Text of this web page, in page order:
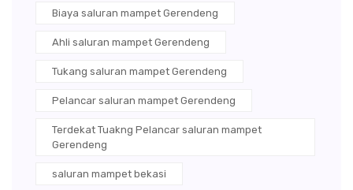
Biaya saluran mampet Gerendeng
Ahli saluran mampet Gerendeng
Tukang saluran mampet Gerendeng
Pelancar saluran mampet Gerendeng
Terdekat Tuakng Pelancar saluran mampet
Gerendeng
saluran mampet bekasi